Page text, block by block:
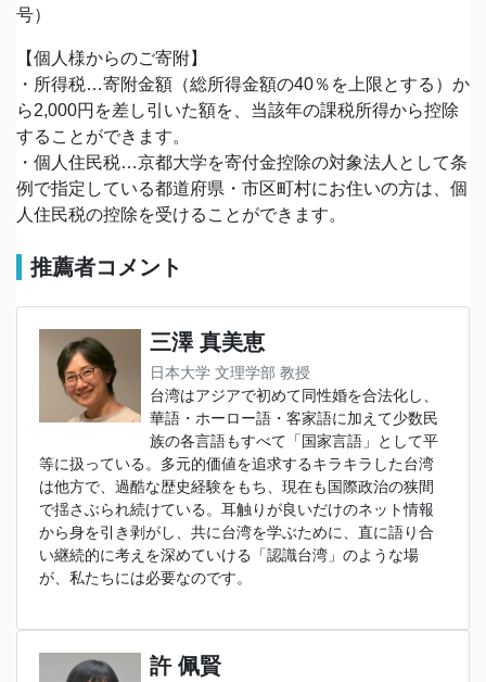
号）
【個人様からのご寄附】
・所得税…寄附金額（総所得金額の40％を上限とする）か
ら2,000円を差し引いた額を、当該年の課税所得から控除
することができます。
・個人住民税…京都大学を寄付金控除の対象法人として条
例で指定している都道府県・市区町村にお住いの方は、個
人住民税の控除を受けることができます。
推薦者コメント
三澤 真美恵
日本大学 文理学部 教授
台湾はアジアで初めて同性婚を合法化し、
華語・ホーロー語・客家語に加えて少数民
族の各言語もすべて「国家言語」として平
等に扱っている。多元的価値を追求するキラキラした台湾
は他方で、過酷な歴史経験をもち、現在も国際政治の狭間
で揺さぶられ続けている。耳触りが良いだけのネット情報
から身を引き剥がし、共に台湾を学ぶために、直に語り合
い継続的に考えを深めていける「認識台湾」のような場
が、私たちには必要なのです。
許 佩賢